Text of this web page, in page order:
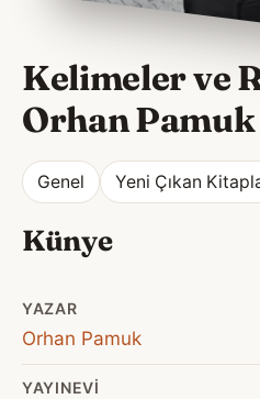
Kelimeler ve
Orhan Pamuk
Genel Yeni Çıkan
Künye
YAZAR
Orhan Pamuk
YAYINEVI